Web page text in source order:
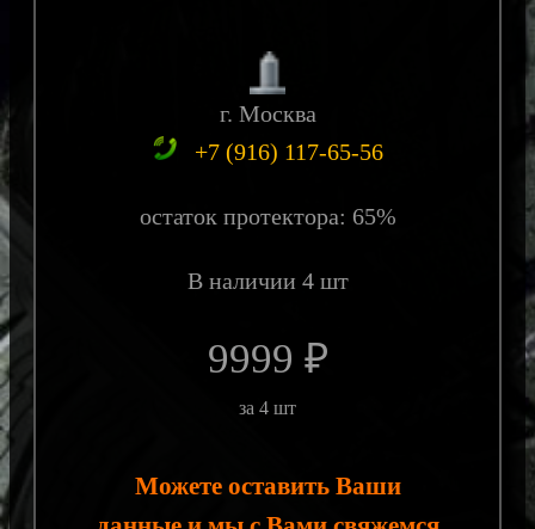
г. Москва
+7 (916) 117-65-56
остаток протектора: 65%
В наличии 4 шт
9999 ₽
за 4 шт
Можете оставить Ваши